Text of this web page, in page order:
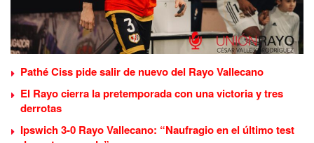
Pathé Ciss pide salir de nuevo del Rayo Vallecano
El Rayo cierra la pretemporada con una victoria y tres
derrotas
Ipswich 3-0 Rayo Vallecano: “Naufragio en el último test